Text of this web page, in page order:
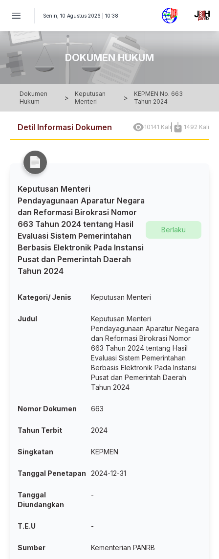
KEPUTUSAN MENTERI Nomor 663 Tahun 2024 -
Senin, 10 Agustus 2026 | 10:38
DOKUMEN HUKUM
Dokumen
Hukum
>
Keputusan
Menteri
>
KEPMEN No. 663
Tahun 2024
Detil Informasi Dokumen 10141 Kali 1492 Kali
Keputusan Menteri
Pendayagunaan Aparatur Negara
dan Reformasi Birokrasi Nomor
663 Tahun 2024 tentang Hasil
Evaluasi Sistem Pemerintahan
Berbasis Elektronik Pada Instansi
Pusat dan Pemerintah Daerah
Tahun 2024
Berlaku
Kategori/ Jenis Keputusan Menteri
Judul
Keputusan Menteri
Pendayagunaan Aparatur Negara
dan Reformasi Birokrasi Nomor
663 Tahun 2024 tentang Hasil
Evaluasi Sistem Pemerintahan
Berbasis Elektronik Pada Instansi
Pusat dan Pemerintah Daerah
Tahun 2024
Nomor Dokumen 663
Tahun Terbit 2024
Singkatan KEPMEN
Tanggal Penetapan 2024-12-31
Tanggal
Diundangkan
-
T.E.U -
Sumber Kementerian PANRB